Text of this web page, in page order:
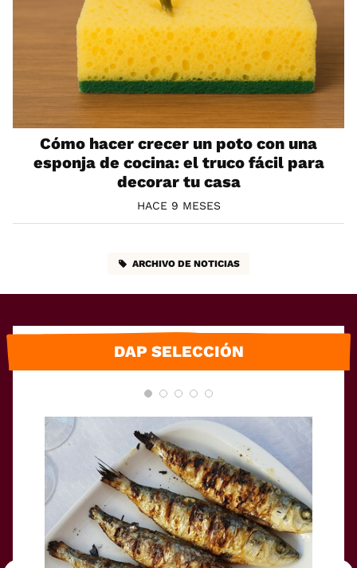
Cómo hacer crecer un poto con una
esponja de cocina: el truco fácil para
decorar tu casa
HACE 9 MESES
ARCHIVO DE NOTICIAS
DAP SELECCIÓN